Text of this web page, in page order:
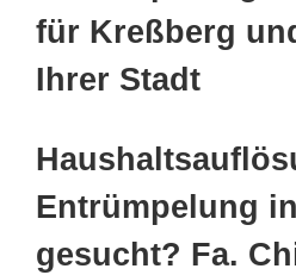
für Kreßberg
Ihrer Stadt
Entrümpelung
gesucht? Fa.